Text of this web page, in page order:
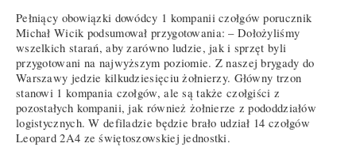
Pełniący obowiązki dowódcy 1 kompanii czołgów porucznik
Michał Wicik podsumował przygotowania: – Dołożyliśmy
wszelkich starań, aby zarówno ludzie, jak i sprzęt byli
przygotowani na najwyższym poziomie. Z naszej brygady do
Warszawy jedzie kilkudziesięciu żołnierzy. Główny trzon
stanowi 1 kompania czołgów, ale są także czołgiści z
pozostałych kompanii, jak również żołnierze z pododdziałów
logistycznych. W defiladzie będzie brało udział 14 czołgów
Leopard 2A4 ze świętoszowskiej jednostki.